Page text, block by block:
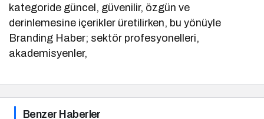
kategoride güncel, güvenilir, özgün ve
derinlemesine içerikler üretilirken, bu yönüyle
Branding Haber; sektör profesyonelleri,
akademisyenler,
Benzer Haberler